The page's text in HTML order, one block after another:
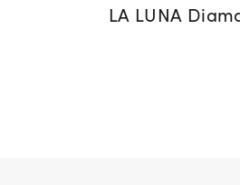
LA LUNA